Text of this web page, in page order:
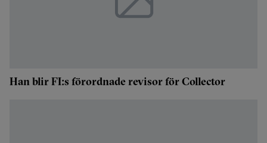
Han blir FI:s förordnade revisor för Collector